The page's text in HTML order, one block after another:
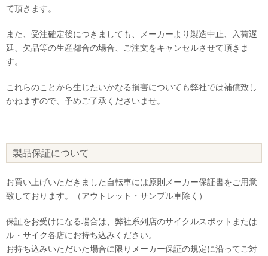
て頂きます。
また、受注確定後につきましても、メーカーより製造中止、入荷遅
延、欠品等の生産都合の場合、ご注文をキャンセルさせて頂きま
す。
これらのことから生じたいかなる損害についても弊社では補償致し
かねますので、予めご了承くださいませ。
製品保証について
お買い上げいただきました自転車には原則メーカー保証書をご用意
致しております。（アウトレット・サンプル車除く）
保証をお受けになる場合は、弊社系列店のサイクルスポットまたは
ル・サイク各店にお持ち込みください。
お持ち込みいただいた場合に限りメーカー保証の規定に沿ってご対